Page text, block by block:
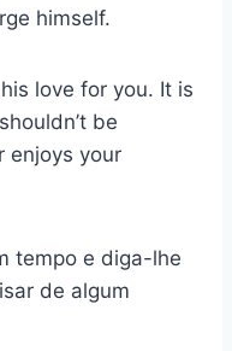
himself.
love for you. It is
be
enjoys your
tempo e diga-lhe
de algum